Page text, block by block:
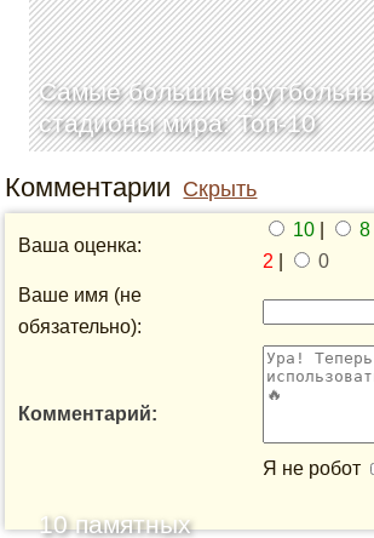
Самые большие
стадионы мира: Топ-10
Комментарии Скрыть
Ваша оценка:
10 8
2
0
Ваше имя (не
обязательно):
Комментарий:
Я не робот
10 памятных